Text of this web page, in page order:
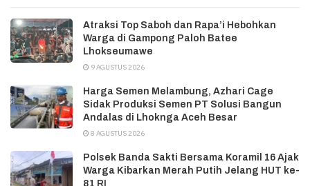
Atraksi Top Saboh dan Rapa’i Hebohkan
Warga di Gampong Paloh Batee
Lhokseumawe
9 AGUSTUS 2026
Harga Semen Melambung, Azhari Cage
Sidak Produksi Semen PT Solusi Bangun
Andalas di Lhoknga Aceh Besar
8 AGUSTUS 2026
Polsek Banda Sakti Bersama Koramil 16 Ajak
Warga Kibarkan Merah Putih Jelang HUT ke-
81 RI